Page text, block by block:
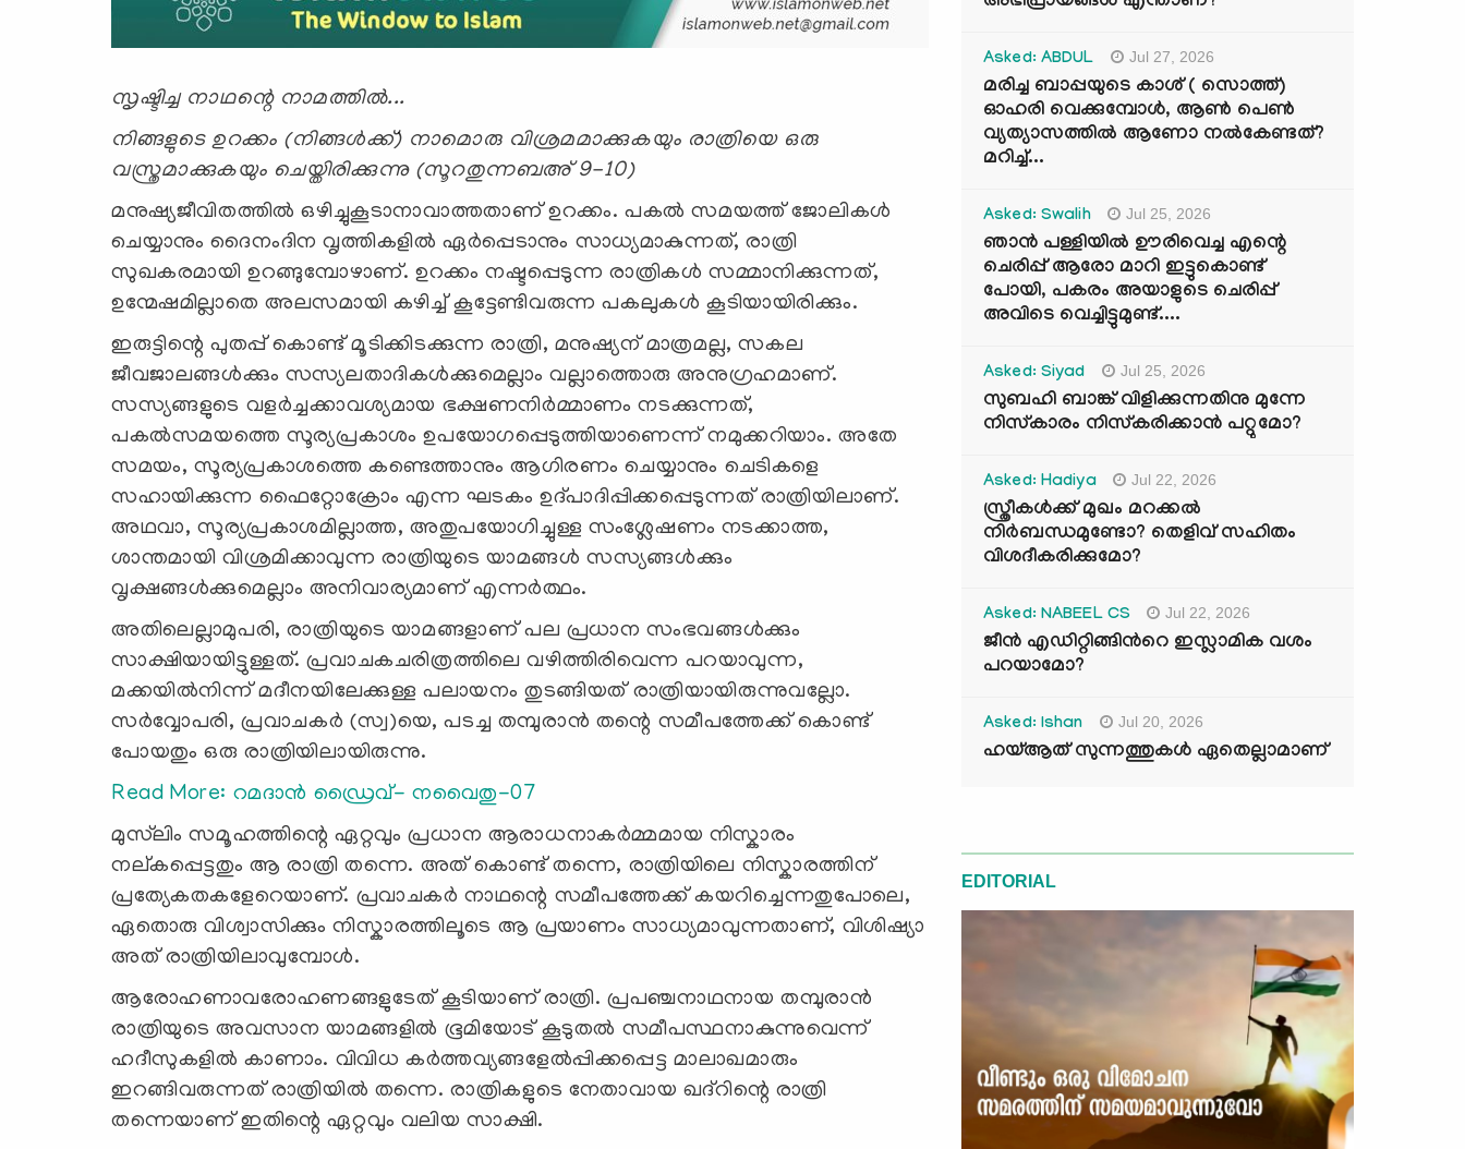
സൃഷ്ടിച്ച നാഥന്റെ നാമത്തില്‍...
നിങ്ങളുടെ ഉറക്കം (നിങ്ങള്‍ക്ക്) നാമൊരു വിശ്രമമാക്കുകയും രാത്രിയെ ഒരു
വസ്ത്രമാക്കുകയും ചെയ്തിരിക്കുന്നു (സൂറതുന്നബഅ് 9-10)
മനുഷ്യജീവിതത്തില്‍ ഒഴിച്ചുകൂടാനാവാത്തതാണ് ഉറക്കം. പകല്‍ സമയത്ത് ജോലികള്‍
ചെയ്യാനും ദൈനംദിന വൃത്തികളില്‍ ഏര്‍പ്പെടാനും സാധ്യമാകുന്നത്, രാത്രി
സുഖകരമായി ഉറങ്ങുമ്പോഴാണ്. ഉറക്കം നഷ്ടപ്പെടുന്ന രാത്രികള്‍ സമ്മാനിക്കുന്നത്,
ഉന്മേഷമില്ലാതെ അലസമായി കഴിച്ച് കൂട്ടേണ്ടിവരുന്ന പകലുകള്‍ കൂടിയായിരിക്കും.
ഇരുട്ടിന്റെ പുതപ്പ് കൊണ്ട് മൂടിക്കിടക്കുന്ന രാത്രി, മനുഷ്യന് മാത്രമല്ല, സകല
ജീവജാലങ്ങള്‍ക്കും സസ്യലതാദികള്‍ക്കുമെല്ലാം വല്ലാത്തൊരു അനുഗ്രഹമാണ്.
സസ്യങ്ങളുടെ വളര്‍ച്ചക്കാവശ്യമായ ഭക്ഷണനിര്‍മ്മാണം നടക്കുന്നത്,
പകല്‍സമയത്തെ സൂര്യപ്രകാശം ഉപയോഗപ്പെടുത്തിയാണെന്ന് നമുക്കറിയാം. അതേ
സമയം, സൂര്യപ്രകാശത്തെ കണ്ടെത്താനും ആഗിരണം ചെയ്യാനും ചെടികളെ
സഹായിക്കുന്ന ഫൈറ്റോക്രോം എന്ന ഘടകം ഉദ്പാദിപ്പിക്കപ്പെടുന്നത് രാത്രിയിലാണ്.
അഥവാ, സൂര്യപ്രകാശമില്ലാത്ത, അതുപയോഗിച്ചുള്ള സംശ്ലേഷണം നടക്കാത്ത,
ശാന്തമായി വിശ്രമിക്കാവുന്ന രാത്രിയുടെ യാമങ്ങള്‍ സസ്യങ്ങള്‍ക്കും
വൃക്ഷങ്ങള്‍ക്കുമെല്ലാം അനിവാര്യമാണ് എന്നര്‍ത്ഥം.
അതിലെല്ലാമുപരി, രാത്രിയുടെ യാമങ്ങളാണ് പല പ്രധാന സംഭവങ്ങള്‍ക്കും
സാക്ഷിയായിട്ടുള്ളത്. പ്രവാചകചരിത്രത്തിലെ വഴിത്തിരിവെന്ന പറയാവുന്ന,
മക്കയില്‍നിന്ന് മദീനയിലേക്കുള്ള പലായനം തുടങ്ങിയത് രാത്രിയായിരുന്നുവല്ലോ.
സര്‍വ്വോപരി, പ്രവാചകര്‍ (സ്വ)യെ, പടച്ച തമ്പുരാന്‍ തന്റെ സമീപത്തേക്ക് കൊണ്ട്
പോയതും ഒരു രാത്രിയിലായിരുന്നു.
Read More: റമദാന്‍ ഡ്രൈവ്- നവൈതു-07
മുസ്‍ലിം സമൂഹത്തിന്റെ ഏറ്റവും പ്രധാന ആരാധനാകര്‍മ്മമായ നിസ്കാരം
നല്കപ്പെട്ടതും ആ രാത്രി തന്നെ. അത് കൊണ്ട് തന്നെ, രാത്രിയിലെ നിസ്കാരത്തിന്
പ്രത്യേകതകളേറെയാണ്. പ്രവാചകര്‍ നാഥന്റെ സമീപത്തേക്ക് കയറിച്ചെന്നതുപോലെ,
ഏതൊരു വിശ്വാസിക്കും നിസ്കാരത്തിലൂടെ ആ പ്രയാണം സാധ്യമാവുന്നതാണ്, വിശിഷ്യാ
അത് രാത്രിയിലാവുമ്പോള്‍.
ആരോഹണാവരോഹണങ്ങളുടേത് കൂടിയാണ് രാത്രി. പ്രപഞ്ചനാഥനായ തമ്പുരാന്‍
രാത്രിയുടെ അവസാന യാമങ്ങളില്‍ ഭൂമിയോട് കൂടുതല്‍ സമീപസ്ഥനാകുന്നുവെന്ന്
ഹദീസുകളില്‍ കാണാം. വിവിധ കര്‍ത്തവ്യങ്ങളേല്‍പ്പിക്കപ്പെട്ട മാലാഖമാരും
ഇറങ്ങിവരുന്നത് രാത്രിയില്‍ തന്നെ. രാത്രികളുടെ നേതാവായ ഖദ്റിന്റെ രാത്രി
തന്നെയാണ് ഇതിന്റെ ഏറ്റവും വലിയ സാക്ഷി.
Asked: ABDUL Jul 27, 2026
മരിച്ച ബാപ്പയുടെ കാശ് ( സൊത്ത്)
ഓഹരി വെക്കുമ്പോൾ, ആണ്‍ പെണ്‍
വ്യത്യാസത്തില്‍ ആണോ നല്‍കേണ്ടത്?
മറിച്ച്...
Asked: Swalih Jul 25, 2026
ഞാൻ പള്ളിയിൽ ഊരിവെച്ച എന്റെ
ചെരിപ്പ് ആരോ മാറി ഇട്ടുകൊണ്ട്
പോയി, പകരം അയാളുടെ ചെരിപ്പ്
അവിടെ വെച്ചിട്ടുമുണ്ട്....
Asked: Siyad Jul 25, 2026
സുബഹി ബാങ്ക് വിളിക്കുന്നതിനു മുന്നേ
നിസ്കാരം നിസ്കരിക്കാൻ പറ്റുമോ?
Asked: Hadiya Jul 22, 2026
സ്ത്രീകൾക്ക് മുഖം മറക്കൽ
നിർബന്ധമുണ്ടോ? തെളിവ് സഹിതം
വിശദീകരിക്കുമോ?
Asked: NABEEL CS Jul 22, 2026
ജീൻ എഡിറ്റിങ്ങിന്‍റെ ഇസ്ലാമിക വശം
പറയാമോ?
Asked: Ishan Jul 20, 2026
ഹയ്ആത് സുന്നത്തുകൾ ഏതെല്ലാമാണ്
EDITORIAL